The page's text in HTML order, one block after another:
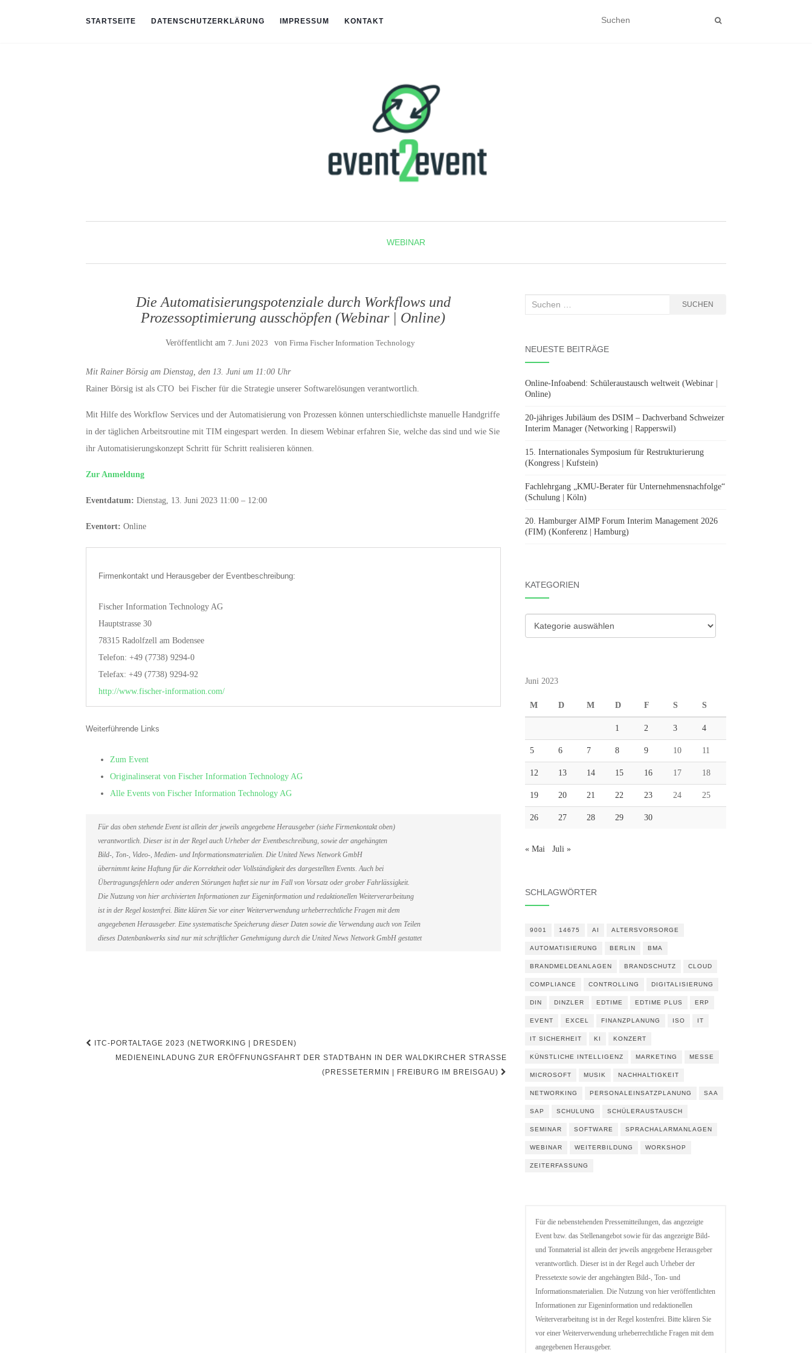
STARTSEITE DATENSCHUTZERKLÄRUNG IMPRESSUM KONTAKT
WEBINAR
Die Automatisierungspotenziale durch Workflows und
Prozessoptimierung ausschöpfen (Webinar | Online)
Veröffentlicht am 7. Juni 2023 von Firma Fischer Information Technology
Mit Rainer Börsig am Dienstag, den 13. Juni um 11:00 Uhr
Rainer Börsig ist als CTO bei Fischer für die Strategie unserer Softwarelösungen verantwortlich.
Mit Hilfe des Workflow Services und der Automatisierung von Prozessen können unterschiedlichste manuelle Handgriffe
in der täglichen Arbeitsroutine mit TIM eingespart werden. In diesem Webinar erfahren Sie, welche das sind und wie Sie
ihr Automatisierungskonzept Schritt für Schritt realisieren können.
Zur Anmeldung
Eventdatum: Dienstag, 13. Juni 2023 11:00 – 12:00
Eventort: Online
Firmenkontakt und Herausgeber der Eventbeschreibung:
Fischer Information Technology AG
Hauptstrasse 30
78315 Radolfzell am Bodensee
Telefon: +49 (7738) 9294-0
Telefax: +49 (7738) 9294-92
http://www.fischer-information.com/
Weiterführende Links
Zum Event
Originalinserat von Fischer Information Technology AG
Alle Events von Fischer Information Technology AG
Für das oben stehende Event ist allein der jeweils angegebene Herausgeber (siehe Firmenkontakt oben)
verantwortlich. Dieser ist in der Regel auch Urheber der Eventbeschreibung, sowie der angehängten
Bild-, Ton-, Video-, Medien- und Informationsmaterialien. Die United News Network GmbH
übernimmt keine Haftung für die Korrektheit oder Vollständigkeit des dargestellten Events. Auch bei
Übertragungsfehlern oder anderen Störungen haftet sie nur im Fall von Vorsatz oder grober Fahrlässigkeit.
Die Nutzung von hier archivierten Informationen zur Eigeninformation und redaktionellen Weiterverarbeitung
ist in der Regel kostenfrei. Bitte klären Sie vor einer Weiterverwendung urheberrechtliche Fragen mit dem
angegebenen Herausgeber. Eine systematische Speicherung dieser Daten sowie die Verwendung auch von Teilen
dieses Datenbankwerks sind nur mit schriftlicher Genehmigung durch die United News Network GmbH gestattet
Beitragsnavigation
ITC-PORTALTAGE 2023 (NETWORKING | DRESDEN)
MEDIENEINLADUNG ZUR ERÖFFNUNGSFAHRT DER STADTBAHN IN DER WALDKIRCHER STRASSE (
PRESSETERMIN | FREIBURG IM BREISGAU)
Suchen
SUCHEN
NEUESTE BEITRÄGE
Online-Infoabend: Schüleraustausch weltweit (Webinar |
Online)
20-jähriges Jubiläum des DSIM – Dachverband Schweizer
Interim Manager (Networking | Rapperswil)
15. Internationales Symposium für Restrukturierung
(Kongress | Kufstein)
Fachlehrgang „KMU-Berater für Unternehmensnachfolge“
(Schulung | Köln)
20. Hamburger AIMP Forum Interim Management 2026
(FIM) (Konferenz | Hamburg)
KATEGORIEN
Kategorien
Juni 2023
M D M D F S S
1 2 3 4
5 6 7 8 9 10 11
12 13 14 15 16 17 18
19 20 21 22 23 24 25
26 27 28 29 30
« Mai Juli »
SCHLAGWÖRTER
9001 14675 AI ALTERSVORSORGE
AUTOMATISIERUNG BERLIN BMA
BRANDMELDEANLAGEN BRANDSCHUTZ CLOUD
COMPLIANCE CONTROLLING DIGITALISIERUNG
DIN DINZLER EDTIME EDTIME PLUS ERP
EVENT EXCEL FINANZPLANUNG ISO IT
IT SICHERHEIT KI KONZERT
KÜNSTLICHE INTELLIGENZ MARKETING MESSE
MICROSOFT MUSIK NACHHALTIGKEIT
NETWORKING PERSONALEINSATZPLANUNG SAA
SAP SCHULUNG SCHÜLERAUSTAUSCH
SEMINAR SOFTWARE SPRACHALARMANLAGEN
WEBINAR WEITERBILDUNG WORKSHOP
ZEITERFASSUNG
Für die nebenstehenden Pressemitteilungen, das angezeigte
Event bzw. das Stellenangebot sowie für das angezeigte Bild-
und Tonmaterial ist allein der jeweils angegebene Herausgeber
verantwortlich. Dieser ist in der Regel auch Urheber der
Pressetexte sowie der angehängten Bild-, Ton- und
Informationsmaterialien. Die Nutzung von hier veröffentlichten
Informationen zur Eigeninformation und redaktionellen
Weiterverarbeitung ist in der Regel kostenfrei. Bitte klären Sie
vor einer Weiterverwendung urheberrechtliche Fragen mit dem
angegebenen Herausgeber.